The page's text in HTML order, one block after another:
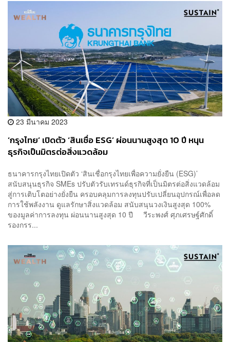
23 มีนาคม 2023
‘กรุงไทย’ เปิดตัว ‘สินเชื่อ ESG’ ผ่อนนานสูงสุด 10 ปี หนุน
ธุรกิจเป็นมิตรต่อสิ่งแวดล้อม
ธนาคารกรุงไทยเปิดตัว ‘สินเชื่อกรุงไทยเพื่อความยั่งยืน (ESG)’
สนับสนุนธุรกิจ SMEs ปรับตัวรับเทรนด์ธุรกิจที่เป็นมิตรต่อสิ่งแวดล้อม
สู่การเติบโตอย่างยั่งยืน ครอบคลุมการลงทุนปรับเปลี่ยนอุปกรณ์เพื่อลด
การใช้พลังงาน ดูแลรักษาสิ่งแวดล้อม สนับสนุนวงเงินสูงสุด 100%
ของมูลค่าการลงทุน ผ่อนนานสูงสุด 10 ปี วีระพงศ์ ศุภเศรษฐ์ศักดิ์
รองกรร...